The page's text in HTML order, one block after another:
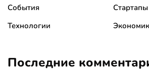
События
Стартапы
Технологии
Последние